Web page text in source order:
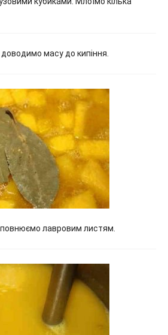
масу до кипіння.
лавровим листям.